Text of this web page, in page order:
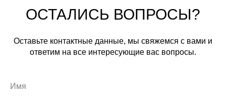
ОСТАЛИСЬ ВОПРОСЫ?
Оставьте контактные данные, мы свяжемся с вами и
ответим на все интересующие вас вопросы.
Имя